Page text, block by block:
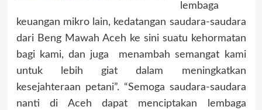
lembaga
keuangan mikro lain, kedatangan saudara-saudara
dari Beng Mawah Aceh ke sini suatu kehormatan
bagi kami, dan juga menambah semangat kami
untuk lebih giat dalam meningkatkan
kesejahteraan petani”. “Semoga saudara-saudara
nanti di Aceh dapat menciptakan lembaga